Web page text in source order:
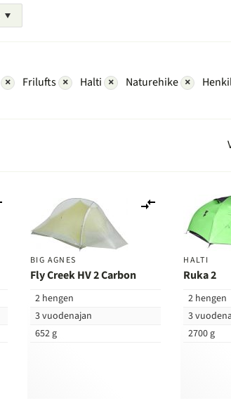
× Frilufts × Halti × Naturehike ×
vertailuun
BIG AGNES
Fly Creek HV 2 Carbon
2 hengen
3 vuodenajan
652 g
vertailuun
HALTI
Ruka 2
2 hengen
3
2700 g